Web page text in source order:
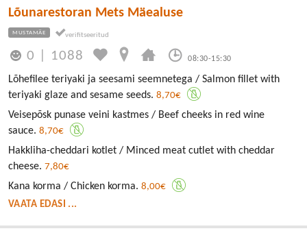
Lõunarestoran Mets Mäealuse
MUSTAMÄE
0 1088 08:30-15:30
Lõhefilee teriyaki ja seesami seemnetega / Salmon fillet with
teriyaki glaze and sesame seeds. 8,70€
Veisepõsk punase veini kastmes / Beef cheeks in red wine
sauce. 8,70€
Hakkliha-cheddari kotlet / Minced meat cutlet with cheddar
cheese. 7,80€
Kana korma / Chicken korma. 8,00€
VAATA EDASI ...